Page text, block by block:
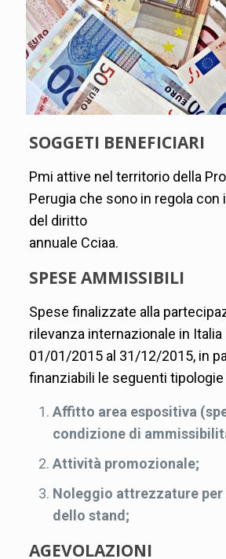
SOGGETI BENEFICIARI
Pmi attive nel territorio della
Perugia che sono in regola con
del diritto
annuale Cciaa.
SPESE AMMISSIBILI
Spese finalizzate alla
rilevanza internazionale in Italia
01/01/2015 al 31/12/2015, in
finanziabili le seguenti
Affitto area espositiva
condizione di
Attività promozionale;
Noleggio attrezzature
dello stand;
AGEVOLAZIONI